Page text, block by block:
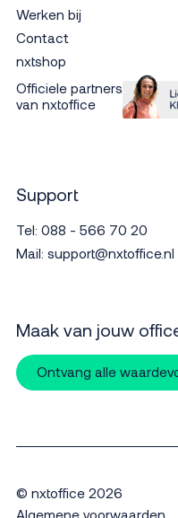
Werken bij
Contact
nxtshop
Officiele partners
van nxtoffice
Support
Tel:088 - 566 70 20
Mail:support@nxtoffice.nl
Maak van jouw
Ontvang alle
© nxtoffice 2026
Algemene voorwaarden